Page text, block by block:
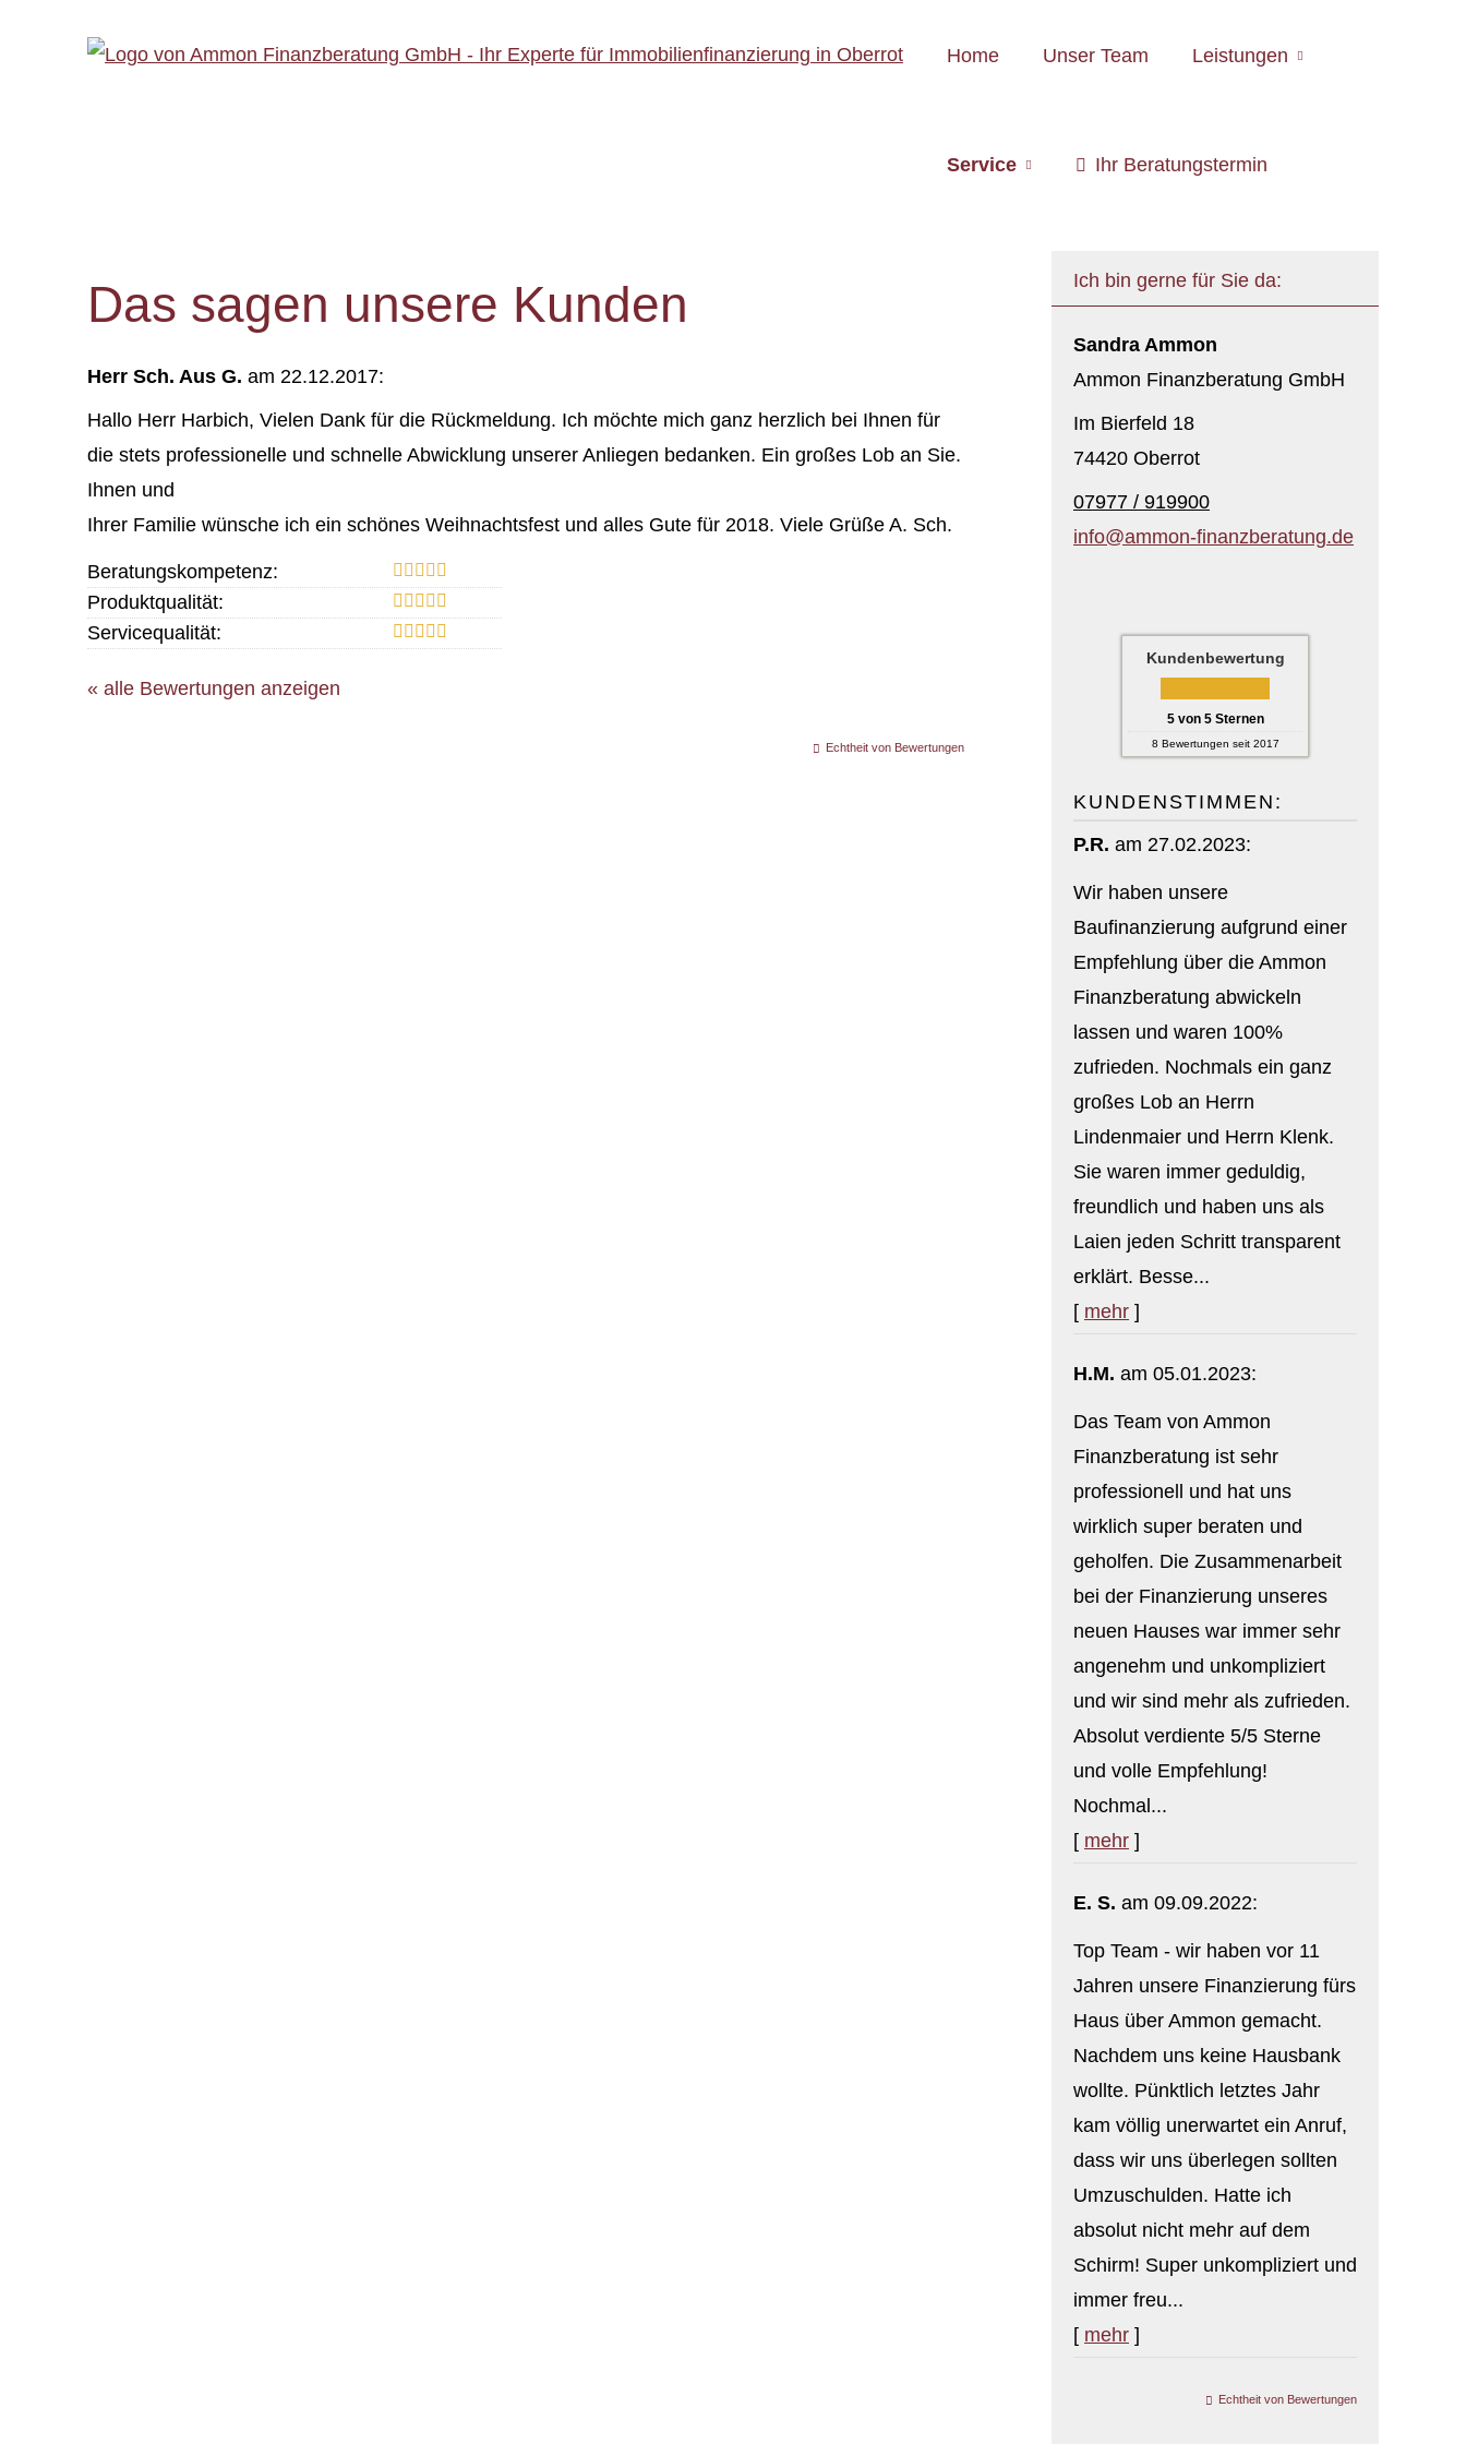
Home Unser Team Leistungen
Service Ihr Beratungstermin
Ich bin gerne für Sie da:
Sandra Ammon
Ammon Finanzberatung GmbH
Im Bierfeld 18
74420 Oberrot
07977 / 919900
info@ammon-finanzberatung.de
Kundenbewertung
5von 5Sternen
8 Bewertungen seit 2017
KUNDENSTIMMEN:
P.R. am 27.02.2023:
Wir haben unsere
Baufinanzierung aufgrund einer
Empfehlung über die Ammon
Finanzberatung abwickeln
lassen und waren 100%
zufrieden. Nochmals ein ganz
großes Lob an Herrn
Lindenmaier und Herrn Klenk.
Sie waren immer geduldig,
freundlich und haben uns als
Laien jeden Schritt transparent
erklärt. Besse...
[ mehr ]
H.M. am 05.01.2023:
Das Team von Ammon
Finanzberatung ist sehr
professionell und hat uns
wirklich super beraten und
geholfen. Die Zusammenarbeit
bei der Finanzierung unseres
neuen Hauses war immer sehr
angenehm und unkompliziert
und wir sind mehr als zufrieden.
Absolut verdiente 5/5 Sterne
und volle Empfehlung!
Nochmal...
[ mehr ]
E. S. am 09.09.2022:
Top Team - wir haben vor 11
Jahren unsere Finanzierung fürs
Haus über Ammon gemacht.
Nachdem uns keine Hausbank
wollte. Pünktlich letztes Jahr
kam völlig unerwartet ein Anruf,
dass wir uns überlegen sollten
Umzuschulden. Hatte ich
absolut nicht mehr auf dem
Schirm! Super unkompliziert und
immer freu...
[ mehr ]
Echtheit von Bewertungen
Das sagen unsere Kunden
Herr Sch. Aus G. am 22.12.2017:
Hallo Herr Harbich, Vielen Dank für die Rückmeldung. Ich möchte mich ganz herzlich bei Ihnen für
die stets professionelle und schnelle Abwicklung unserer Anliegen bedanken. Ein großes Lob an Sie.
Ihnen und
Ihrer Familie wünsche ich ein schönes Weihnachtsfest und alles Gute für 2018. Viele Grüße A. Sch.
Beratungskompetenz:
Produktqualität:
Servicequalität:
« alle Bewertungen anzeigen
Echtheit von Bewertungen